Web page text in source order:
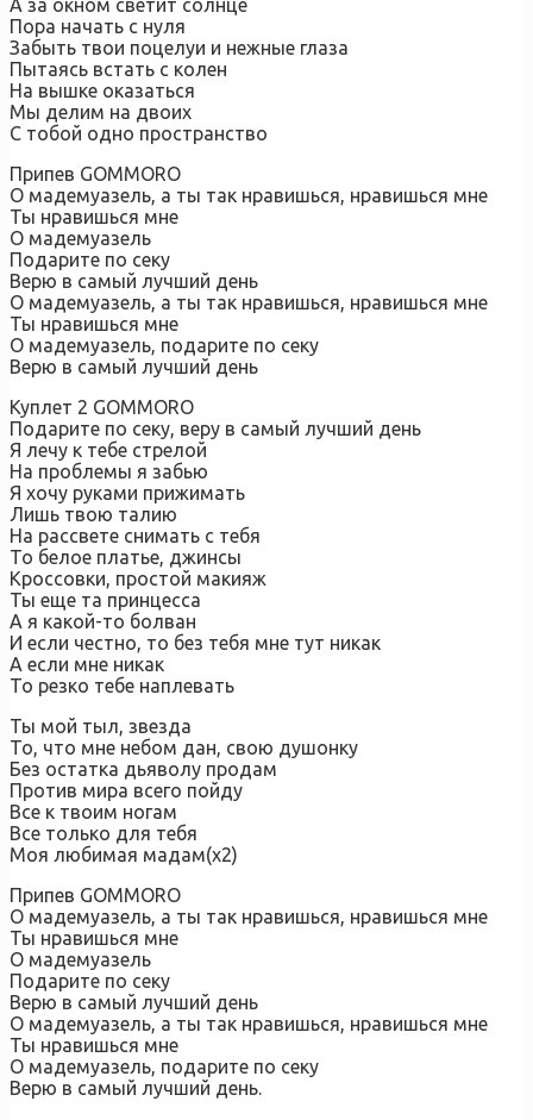
А за окном светит солнце
Пора начать с нуля
Забыть твои поцелуи и нежные глаза
Пытаясь встать с колен
На вышке оказаться
Мы делим на двоих
С тобой одно пространство
Припев GOMMORO
О мадемуазель, а ты так нравишься, нравишься мне
Ты нравишься мне
О мадемуазель
Подарите по секу
Верю в самый лучший день
О мадемуазель, а ты так нравишься, нравишься мне
Ты нравишься мне
О мадемуазель, подарите по секу
Верю в самый лучший день
Куплет 2 GOMMORO
Подарите по секу, веру в самый лучший день
Я лечу к тебе стрелой
На проблемы я забью
Я хочу руками прижимать
Лишь твою талию
На рассвете снимать с тебя
То белое платье, джинсы
Кроссовки, простой макияж
Ты еще та принцесса
А я какой-то болван
И если честно, то без тебя мне тут никак
А если мне никак
То резко тебе наплевать
Ты мой тыл, звезда
То, что мне небом дан, свою душонку
Без остатка дьяволу продам
Против мира всего пойду
Все к твоим ногам
Все только для тебя
Моя любимая мадам(х2)
Припев GOMMORO
О мадемуазель, а ты так нравишься, нравишься мне
Ты нравишься мне
О мадемуазель
Подарите по секу
Верю в самый лучший день
О мадемуазель, а ты так нравишься, нравишься мне
Ты нравишься мне
О мадемуазель, подарите по секу
Верю в самый лучший день.